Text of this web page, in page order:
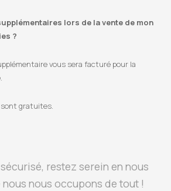
lors de la vente de mon
?
vous sera facturé pour la
gratuites.
restez serein en nous
nous occupons de tout !